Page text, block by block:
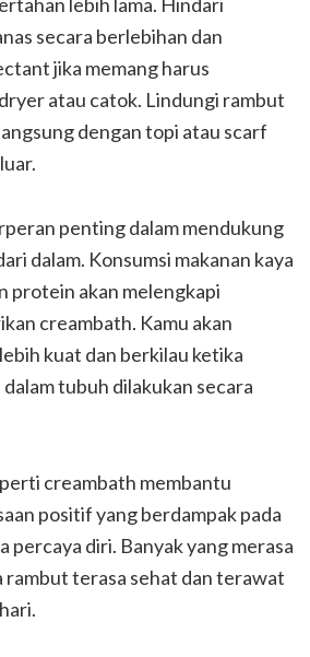
secara berlebihan dan
jika memang harus
atau catok. Lindungi rambut
dengan topi atau scarf
penting dalam mendukung
dalam. Konsumsi makanan kaya
protein akan melengkapi
creambath. Kamu akan
kuat dan berkilau ketika
tubuh dilakukan secara
creambath membantu
positif yang berdampak pada
percaya diri. Banyak yang merasa
rambut terasa sehat dan terawat